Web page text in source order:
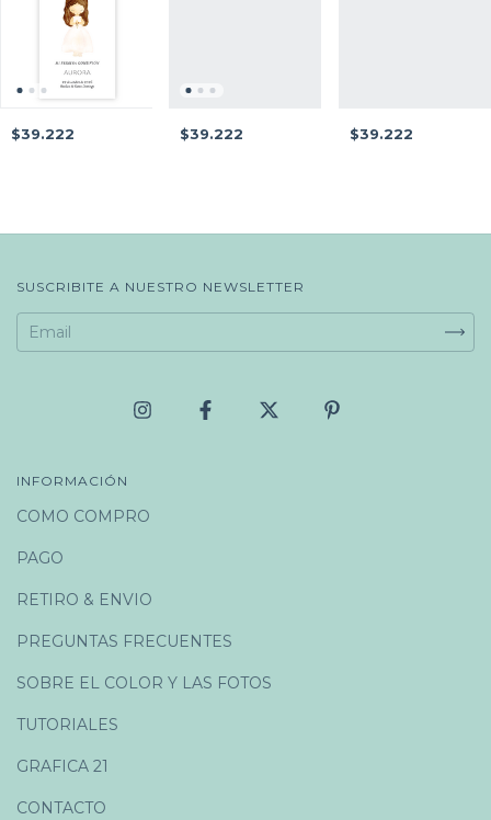
$39.222 $39.222 $39.222
SUSCRIBITE A NUESTRO NEWSLETTER
INFORMACIÓN
COMO COMPRO
PAGO
RETIRO & ENVIO
PREGUNTAS FRECUENTES
SOBRE EL COLOR Y LAS FOTOS
TUTORIALES
GRAFICA 21
CONTACTO